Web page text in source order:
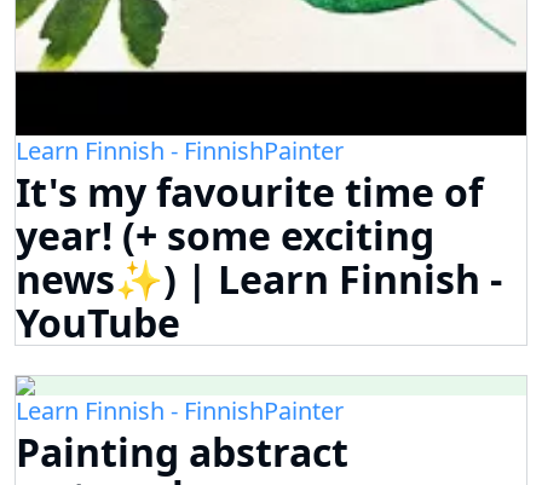
Learn Finnish - FinnishPainter
It's my favourite time of
year! (+ some exciting
news✨) | Learn Finnish -
YouTube
Learn Finnish - FinnishPainter
Painting abstract